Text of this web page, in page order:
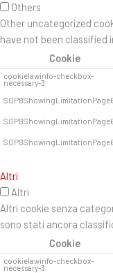
Others
Other uncategorized
have not been classified
Cookie
cookielawinfo-checkbox-
necessary-3
Altri
Altri
Altri cookie senza
sono stati ancora
Cookie
cookielawinfo-checkbox-
necessary-3